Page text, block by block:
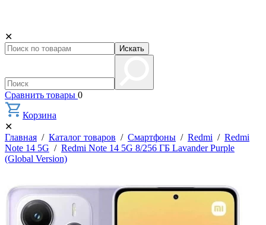
✕
Искать
Сравнить товары 0
Корзина
✕
Главная / Каталог товаров / Смартфоны / Redmi / Redmi
Note 14 5G / Redmi Note 14 5G 8/256 ГБ Lavander Purple
(Global Version)